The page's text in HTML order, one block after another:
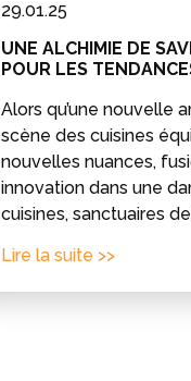
29.01.25
UNE ALCHIMIE DE
POUR LES
Alors qu’une nouvelle
scène des cuisines
nouvelles nuances,
innovation dans une
cuisines, sanctuaires
Lire la suite >>